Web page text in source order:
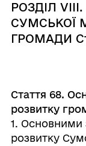
РОЗДІЛ
СУМСЬКОЇ
ГРОМАДИ
Стаття 68.
розвитку
1. Основними
розвитку